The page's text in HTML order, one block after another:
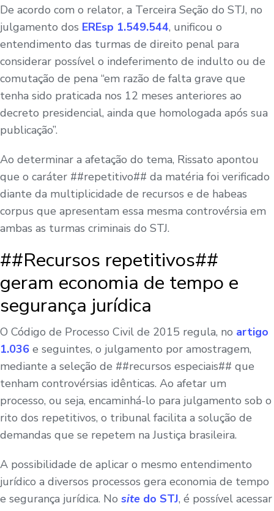
De acordo com o relator, a Terceira Seção do STJ, no
julgamento dos EREsp 1.549.544, unificou o
entendimento das turmas de direito penal para
considerar possível o indeferimento de indulto ou de
comutação de pena “em razão de falta grave que
tenha sido praticada nos 12 meses anteriores ao
decreto presidencial, ainda que homologada após sua
publicação”.
Ao determinar a afetação do tema, Rissato apontou
que o caráter ##repetitivo## da matéria foi verificado
diante da multiplicidade de recursos e de habeas
corpus que apresentam essa mesma controvérsia em
ambas as turmas criminais do STJ.
##Recursos repetitivos##
geram economia de tempo e
segurança jurídica
O Código de Processo Civil de 2015 regula, no artigo
1.036 e seguintes, o julgamento por amostragem,
mediante a seleção de ##recursos especiais## que
tenham controvérsias idênticas. Ao afetar um
processo, ou seja, encaminhá-lo para julgamento sob o
rito dos repetitivos, o tribunal facilita a solução de
demandas que se repetem na Justiça brasileira.
A possibilidade de aplicar o mesmo entendimento
jurídico a diversos processos gera economia de tempo
e segurança jurídica. No site do STJ, é possível acessar